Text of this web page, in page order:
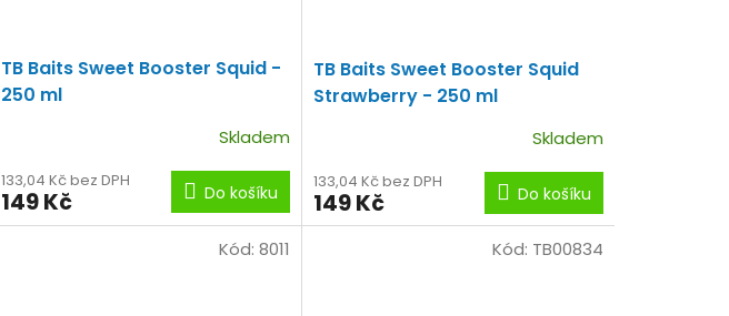
TB Baits Sweet Booster Squid -
250 ml
Skladem
133,04 Kč bez DPH
149 Kč Do košíku
TB Baits Sweet Booster Squid
Strawberry - 250 ml
Skladem
133,04 Kč bez DPH
149 Kč Do košíku
Kód: 8011 Kód: TB00834